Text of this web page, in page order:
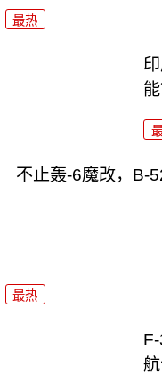
最热
能
不止轰-6魔改，B-
最热